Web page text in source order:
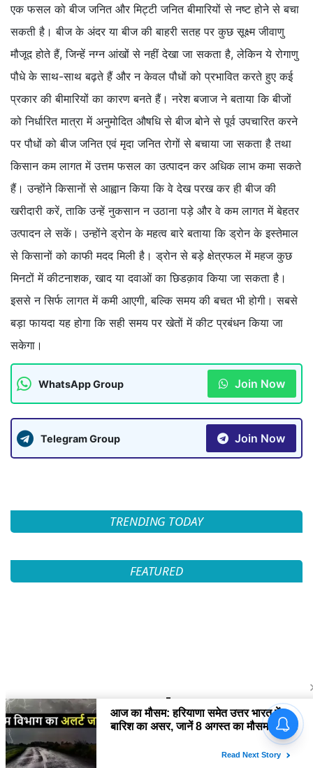
एक फसल को बीज जनित और मिट्टी जनित बीमारियों से नष्ट होने से बचा
सकती है। बीज के अंदर या बीज की बाहरी सतह पर कुछ सूक्ष्म जीवाणु
मौजूद होते हैं, जिन्हें नग्न आंखों से नहीं देखा जा सकता है, लेकिन ये रोगाणु
पौधे के साथ-साथ बढ़ते हैं और न केवल पौधों को प्रभावित करते हुए कई
प्रकार की बीमारियों का कारण बनते हैं। नरेश बजाज ने बताया कि बीजों
को निर्धारित मात्रा में अनुमोदित औषधि से बीज बोने से पूर्व उपचारित करने
पर पौधों को बीज जनित एवं मृदा जनित रोगों से बचाया जा सकता है तथा
किसान कम लागत में उत्तम फसल का उत्पादन कर अधिक लाभ कमा सकते
हैं। उन्होंने किसानों से आह्वान किया कि वे देख परख कर ही बीज की
खरीदारी करें, ताकि उन्हें नुकसान न उठाना पड़े और वे कम लागत में बेहतर
उत्पादन ले सकें। उन्होंने ड्रोन के महत्व बारे बताया कि ड्रोन के इस्तेमाल
से किसानों को काफी मदद मिली है। ड्रोन से बड़े क्षेत्रफल में महज कुछ
मिनटों में कीटनाशक, खाद या दवाओं का छिडक़ाव किया जा सकता है।
इससे न सिर्फ लागत में कमी आएगी, बल्कि समय की बचत भी होगी। सबसे
बड़ा फायदा यह होगा कि सही समय पर खेतों में कीट प्रबंधन किया जा
सकेगा।
WhatsApp Group Join Now
Telegram Group Join Now
TRENDING TODAY
FEATURED